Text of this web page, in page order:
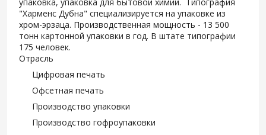
"Харменс Дубна" специализируется на упаковке из
хром-эрзаца. Производственная мощность - 13 500
тонн картонной упаковки в год. В штате типографии
175 человек.
Отрасль
Цифровая печать
Офсетная печать
Производство упаковки
Производство гофроупаковки